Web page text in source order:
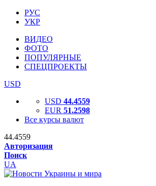
РУС
УКР
ВИДЕО
ФОТО
ПОПУЛЯРНЫЕ
СПЕЦПРОЕКТЫ
USD
USD 44.4559
EUR 51.2598
Все курсы валют
44.4559
Авторизация
Поиск
UA